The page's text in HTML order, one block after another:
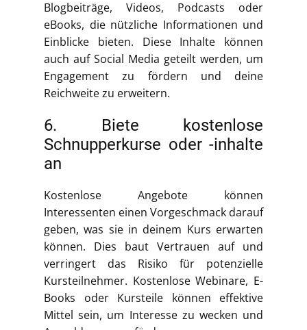
Blogbeiträge, Videos, Podcasts oder
eBooks, die nützliche Informationen und
Einblicke bieten. Diese Inhalte können
auch auf Social Media geteilt werden, um
Engagement zu fördern und deine
Reichweite zu erweitern.
6. Biete kostenlose
Schnupperkurse oder -inhalte
an
Kostenlose Angebote können
Interessenten einen Vorgeschmack darauf
geben, was sie in deinem Kurs erwarten
können. Dies baut Vertrauen auf und
verringert das Risiko für potenzielle
Kursteilnehmer. Kostenlose Webinare, E-
Books oder Kursteile können effektive
Mittel sein, um Interesse zu wecken und